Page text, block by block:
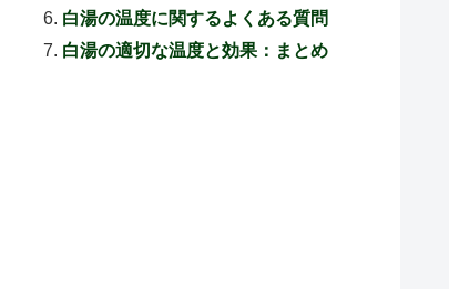
白湯の温度に関するよくある質問
白湯の適切な温度と効果：まとめ